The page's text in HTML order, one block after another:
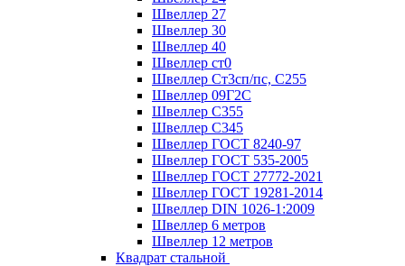
Швеллер 27
Швеллер 30
Швеллер 40
Швеллер ст0
Швеллер Ст3сп/пс, С255
Швеллер 09Г2С
Швеллер С355
Швеллер С345
Швеллер ГОСТ 8240-97
Швеллер ГОСТ 535-2005
Швеллер ГОСТ 27772-2021
Швеллер ГОСТ 19281-2014
Швеллер DIN 1026-1:2009
Швеллер 6 метров
Швеллер 12 метров
Квадрат стальной